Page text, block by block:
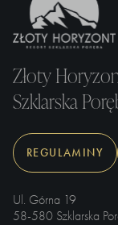
Złoty
Szklarska
REGULAMINY
Ul. Górna 19
58-580 Szklarska